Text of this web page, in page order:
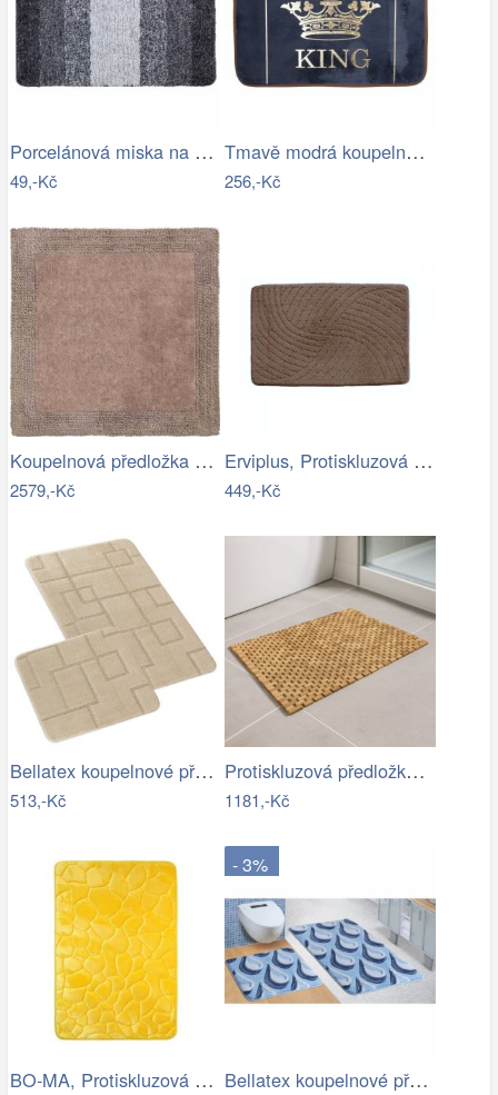
Porcelánová miska na creme brulee TORO…
49,-Kč
Tmavě modrá koupelnová předložka King -…
256,-Kč
Koupelnová předložka LUXOR
2579,-Kč
Erviplus, Protiskluzová koupelnová…
449,-Kč
Bellatex koupelnové předložky SADA BANY…
513,-Kč
Protiskluzová předložka do koupelny,…
1181,-Kč
BO-MA, Protiskluzová koupelnová…
- 3%
Bellatex koupelnové předložky ULTRA…